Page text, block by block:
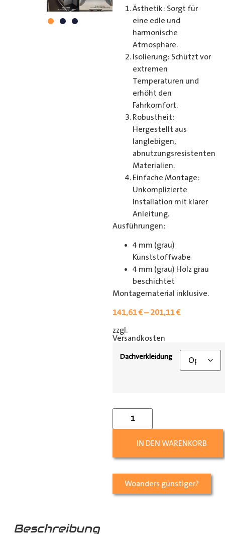
Ästhetik: Sorgt für
eine edle und
harmonische
Atmosphäre.
Isolierung: Schützt vor
extremen
Temperaturen und
erhöht den
Fahrkomfort.
Robustheit:
Hergestellt aus
langlebigen,
abnutzungsresistenten
Materialien.
Einfache Montage:
Unkomplizierte
Installation mit klarer
Anleitung.
Ausführungen:
4 mm (grau)
Kunststoffwabe
4 mm (grau) Holz grau
beschichtet
Montagematerial inklusive.
141,61€–201,11€
zzgl.
Versandkosten
Dachverkleidung
IN DEN WARENKORB
Woanders günstiger?
Beschreibung